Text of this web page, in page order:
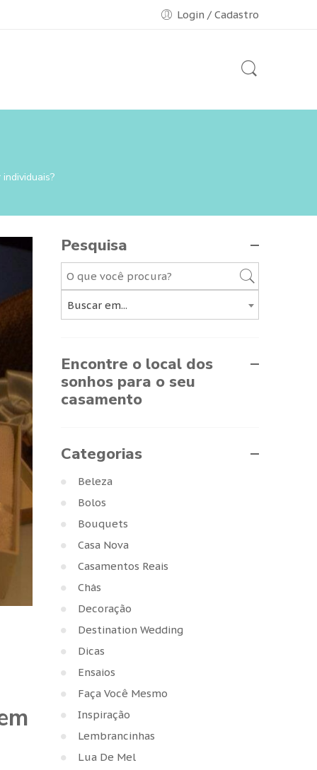
Login / Cadastro
Pesquisa
Buscar em...
Encontre o local dos
sonhos para o seu
casamento
Categorias
Beleza
Bolos
Bouquets
Casa Nova
Casamentos Reais
Chás
Decoração
Destination Wedding
Dicas
Ensaios
Faça Você Mesmo
Inspiração
Lembrancinhas
Lua De Mel